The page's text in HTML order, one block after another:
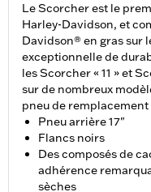
Le Scorcher est le
Harley-Davidson, et
Davidson® en gras sur
exceptionnelle de
les Scorcher « 11 » et
sur de nombreux
pneu de
Pneu arrière 17"
Flancs noirs
Des composés de
adhérence
sèches